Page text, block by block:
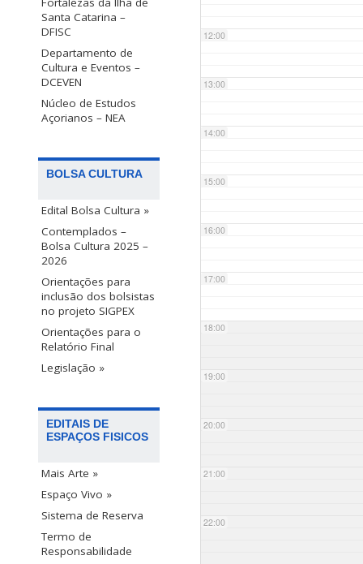
Santa Catarina –
DFISC
Departamento de
Cultura e Eventos –
DCEVEN
Núcleo de Estudos
Açorianos – NEA
BOLSA CULTURA
Edital Bolsa Cultura »
Contemplados –
Bolsa Cultura 2025 –
2026
Orientações para
inclusão dos bolsistas
no projeto SIGPEX
Orientações para o
Relatório Final
Legislação »
EDITAIS DE
ESPAÇOS FISICOS
Mais Arte »
Espaço Vivo »
Sistema de Reserva
Termo de
Responsabilidade
12:00
13:00
14:00
15:00
16:00
17:00
18:00
19:00
20:00
21:00
22:00